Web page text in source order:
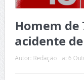
Homem de
acidente
Autor: Redação a: 6